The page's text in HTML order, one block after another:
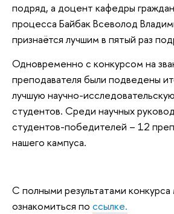
подряд, а доцент кафедры
процесса Байбак Всеволод
признаётся лучшим в пятый раз
Одновременно с конкурсом на
преподавателя были подведены
лучшую научно-
студентов. Среди научных
студентов-победителей – 12
нашего кампуса.
С полными результатами
ознакомиться по ссылке.